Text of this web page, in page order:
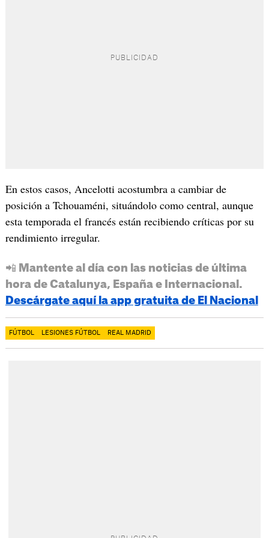
En estos casos, Ancelotti acostumbra a cambiar de
posición a Tchouaméni, situándolo como central, aunque
esta temporada el francés están recibiendo críticas por su
rendimiento irregular.
📲 Mantente al día con las noticias de última
hora de Catalunya, España e Internacional.
Descárgate aquí la app gratuita de El Nacional
FÚTBOL LESIONES FÚTBOL REAL MADRID